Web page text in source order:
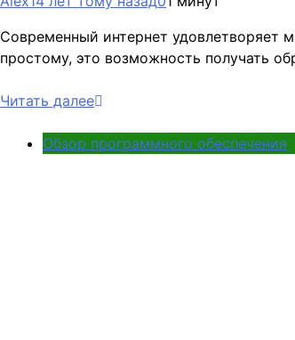
Современный интернет удовлетворяет
простому, это возможность получать
Читать далее
Обзор программного обеспечения